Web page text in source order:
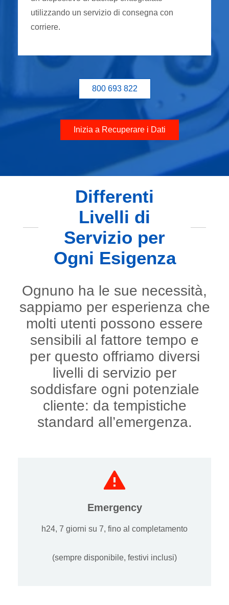
utilizzando un servizio di consegna con
corriere.
800 693 822
Inizia a Recuperare i Dati
Differenti
Livelli di
Servizio per
Ogni Esigenza
Ognuno ha le sue necessità,
sappiamo per esperienza che
molti utenti possono essere
sensibili al fattore tempo e
per questo offriamo diversi
livelli di servizio per
soddisfare ogni potenziale
cliente: da tempistiche
standard all’emergenza.
Emergency
h24, 7 giorni su 7, fino al completamento
(sempre disponibile, festivi inclusi)